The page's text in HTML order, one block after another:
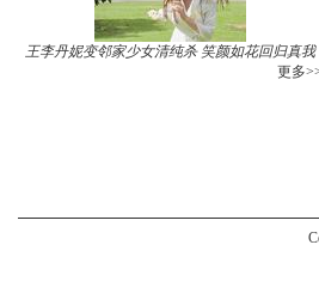
王李丹妮变邻家少女清纯杀 笑颜如花回归真我
更多